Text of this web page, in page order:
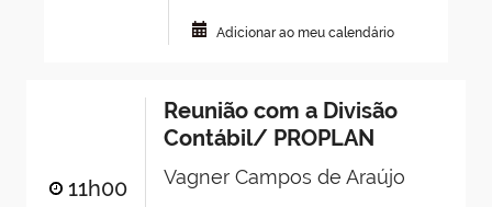
Adicionar ao meu calendário
11h00
Reunião com a Divisão
Contábil/ PROPLAN
Vagner Campos de Araújo